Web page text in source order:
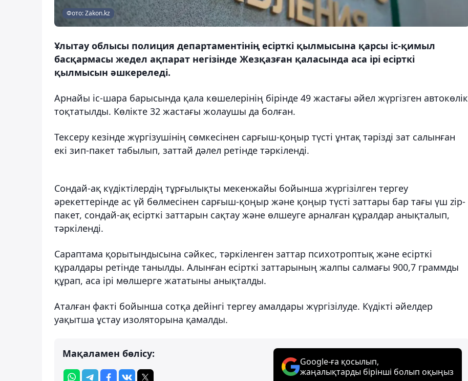
Фото: Zakon.kz
Ұлытау облысы полиция департаментінің есірткі қылмысына қарсы іс-қимыл
басқармасы жедел ақпарат негізінде Жезқазған қаласында аса ірі есірткі
қылмысын әшкереледі.
Арнайы іс-шара барысында қала көшелерінің бірінде 49 жастағы әйел жүргізген автокөлік
тоқтатылды. Көлікте 32 жастағы жолаушы да болған.
Тексеру кезінде жүргізушінің сөмкесінен сарғыш-қоңыр түсті ұнтақ тәрізді зат салынған
екі зип-пакет табылып, заттай дәлел ретінде тәркіленді.
Сондай-ақ күдіктілердің тұрғылықты мекенжайы бойынша жүргізілген тергеу
әрекеттерінде ас үй бөлмесінен сарғыш-қоңыр және қоңыр түсті заттары бар тағы үш zip-
пакет, сондай-ақ есірткі заттарын сақтау және өлшеуге арналған құралдар анықталып,
тәркіленді.
Сараптама қорытындысына сәйкес, тәркіленген заттар психотроптық және есірткі
құралдары ретінде танылды. Алынған есірткі заттарының жалпы салмағы 900,7 граммды
құрап, аса ірі мөлшерге жататыны анықталды.
Аталған факті бойынша сотқа дейінгі тергеу амалдары жүргізілуде. Күдікті әйелдер
уақытша ұстау изоляторына қамалды.
Мақаламен бөлісу:
Google-ға қосылып,
жаңалықтарды бірінші болып оқыңыз